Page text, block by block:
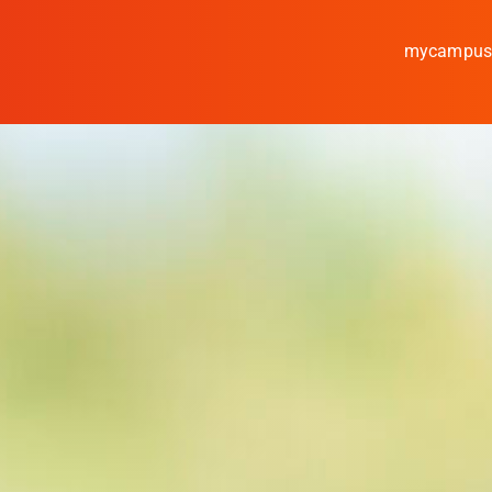
mycampus
Studieren